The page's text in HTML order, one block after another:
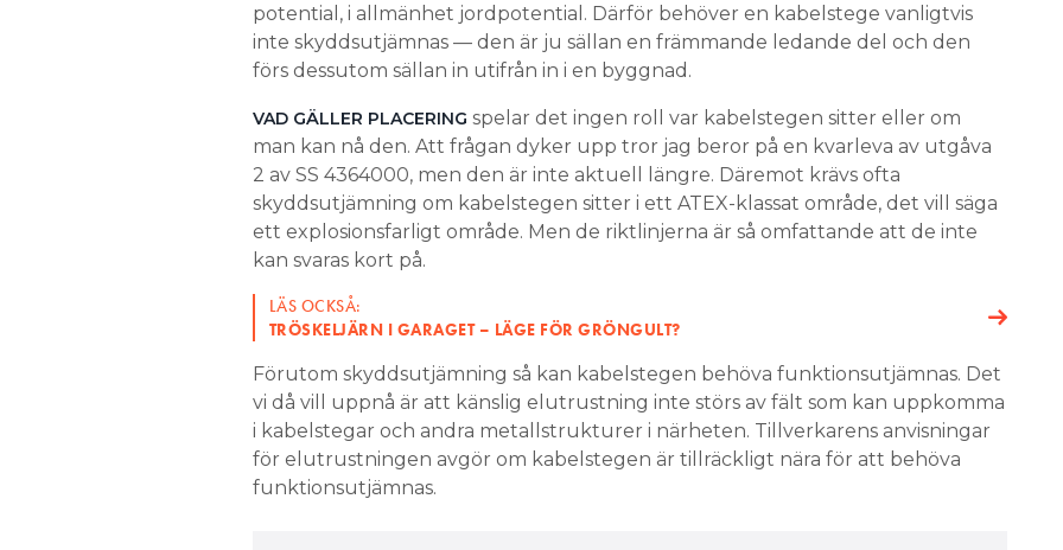
potential, i allmänhet jordpotential. Därför behöver en kabelstege vanligtvis
inte skyddsutjämnas — den är ju sällan en främmande ledande del och den
förs dessutom sällan in utifrån in i en byggnad.
VAD GÄLLER PLACERING spelar det ingen roll var kabelstegen sitter eller om
man kan nå den. Att frågan dyker upp tror jag beror på en kvarleva av utgåva
2 av SS 4364000, men den är inte aktuell längre. Däremot krävs ofta
skyddsutjämning om kabelstegen sitter i ett ATEX-klassat område, det vill säga
ett explosionsfarligt område. Men de riktlinjerna är så omfattande att de inte
kan svaras kort på.
LÄS OCKSÅ:
TRÖSKELJÄRN I GARAGET – LÄGE FÖR GRÖNGULT?
Förutom skyddsutjämning så kan kabelstegen behöva funktionsutjämnas. Det
vi då vill uppnå är att känslig elutrustning inte störs av fält som kan uppkomma
i kabelstegar och andra metallstrukturer i närheten. Tillverkarens anvisningar
för elutrustningen avgör om kabelstegen är tillräckligt nära för att behöva
funktionsutjämnas.